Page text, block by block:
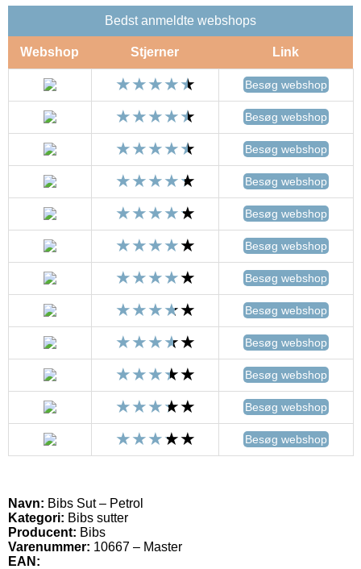
Bedst anmeldte webshops
Webshop Stjerner Link
Besøg webshop
Besøg webshop
Besøg webshop
Besøg webshop
Besøg webshop
Besøg webshop
Besøg webshop
Besøg webshop
Besøg webshop
Besøg webshop
Besøg webshop
Besøg webshop
Navn: Bibs Sut – Petrol
Kategori: Bibs sutter
Producent: Bibs
Varenummer: 10667 – Master
EAN: